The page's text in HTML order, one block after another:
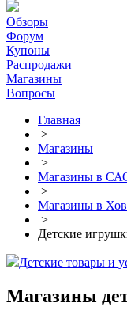
Обзоры
Форум
Купоны
Распродажи
Магазины
Вопросы
Главная
>
Магазины
>
Магазины в
>
Магазины в
>
Детские
Детские товары и
Магазины